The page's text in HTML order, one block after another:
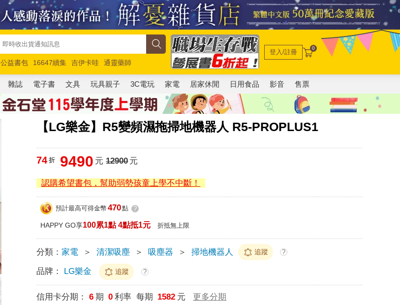
公益書包 16647續集 吉伊卡哇
通靈藥師
馬斯克 玩具總動員5 超慢跑
登入/註冊 0
雜誌 電子書 文具 玩具親子 3C電玩 家電 居家休閒 日用食品 影音 售票
【LG樂金】R5變頻濕拖掃地機器人 R5-PROPLUS1
74 折 9490 元 12900元
認購希望書包，幫助弱勢孩童上學不中斷！
預計最高可得金幣 470點 ?
HAPPY GO享100累1點 4點抵1元 折抵無上限
分類： 家電 ＞ 清潔吸塵 ＞ 吸塵器 ＞ 掃地機器人 追蹤 ?
品牌： LG樂金 追蹤 ?
信用卡分期： 6 期 0 利率 每期 1582 元 更多分期